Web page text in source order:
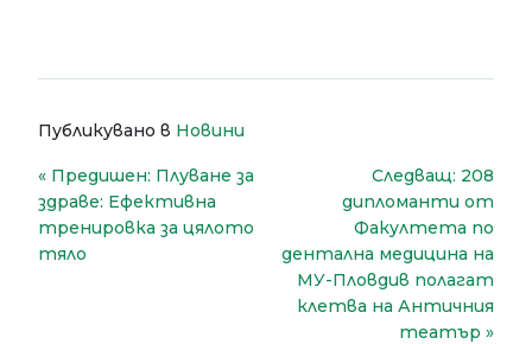
Публикувано в Новини
Навигация
Предишен: Плуване за
здраве: Ефективна
тренировка за цялото
тяло
Следващ: 208
дипломанти от
Факултета по
дентална медицина на
МУ-Пловдив полагат
клетва на Античния
театър